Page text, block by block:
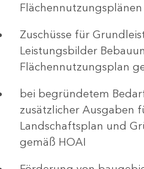
Flächennutzungsplänen
Zuschüsse für
Leistungsbilder
Flächennutzungsplan
bei begründetem
zusätzlicher Ausgaben
Landschaftsplan und
gemäß HOAI